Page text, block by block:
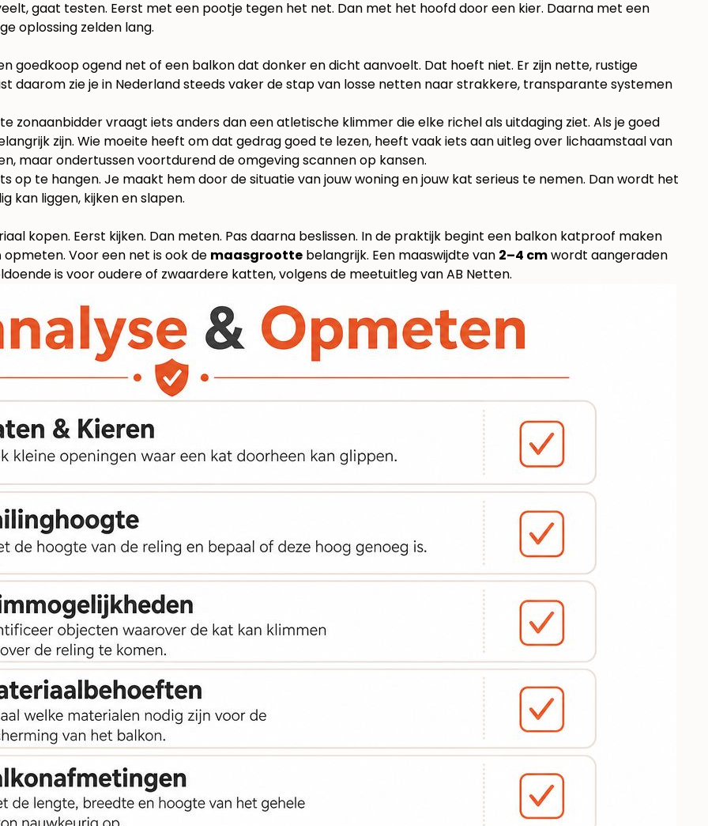
gaat testen. Eerst met een pootje tegen het net. Dan met het hoofd door een kier. Daarna met een
oplossing zelden lang.
goedkoop ogend net of een balkon dat donker en dicht aanvoelt. Dat hoeft niet. Er zijn nette, rustige
daarom zie je in Nederland steeds vaker de stap van losse netten naar strakkere, transparante systemen
zonaanbidder vraagt iets anders dan een atletische klimmer die elke richel als uitdaging ziet. Als je goed
zijn. Wie moeite heeft om dat gedrag goed te lezen, heeft vaak iets aan uitleg over lichaamstaal van
maar ondertussen voortdurend de omgeving scannen op kansen.
op te hangen. Je maakt hem door de situatie van jouw woning en jouw kat serieus te nemen. Dan wordt het
kan liggen, kijken en slapen.
kopen. Eerst kijken. Dan meten. Pas daarna beslissen. In de praktijk begint een balkon katproof maken
opmeten. Voor een net is ook de maasgrootte belangrijk. Een maaswijdte van 2–4 cmwordt aangeraden
is voor oudere of zwaardere katten, volgensde meetuitleg van AB Netten.